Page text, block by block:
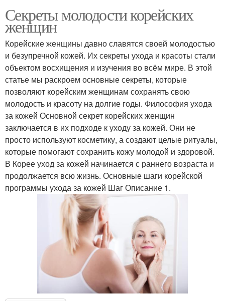
Секреты молодости корейских
женщин
Корейские женщины давно славятся своей молодостью
и безупречной кожей. Их секреты ухода и красоты стали
объектом восхищения и изучения во всём мире. В этой
статье мы раскроем основные секреты, которые
позволяют корейским женщинам сохранять свою
молодость и красоту на долгие годы. Философия ухода
за кожей Основной секрет корейских женщин
заключается в их подходе к уходу за кожей. Они не
просто используют косметику, а создают целые ритуалы,
которые помогают сохранить кожу молодой и здоровой.
В Корее уход за кожей начинается с раннего возраста и
продолжается всю жизнь. Основные шаги корейской
программы ухода за кожей Шаг Описание 1.